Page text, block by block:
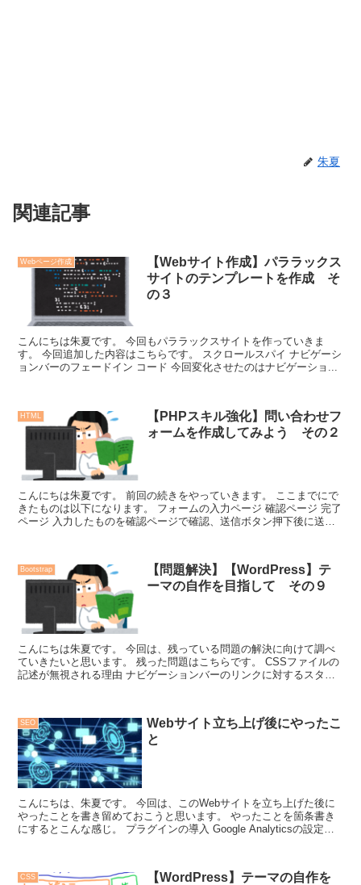
朱夏
関連記事
Webページ作成
【Webサイト作成】パララックス
サイトのテンプレートを作成 そ
の３
こんにちは朱夏です。 今回もパララックスサイトを作っていきま
す。 今回追加した内容はこちらです。 スクロールスパイ ナビゲーシ
ョンバーのフェードイン コード 今回変化させたのはナビゲーショ...
HTML
【PHPスキル強化】問い合わせフ
ォームを作成してみよう その２
こんにちは朱夏です。 前回の続きをやっていきます。 ここまでにで
きたものは以下になります。 フォームの入力ページ 確認ページ 完了
ページ 入力したものを確認ページで確認、送信ボタン押下後に送信
Bootstrap
【問題解決】【WordPress】テ
ーマの自作を目指して その９
こんにちは朱夏です。 今回は、残っている問題の解決に向けて調べ
ていきたいと思います。 残った問題はこちらです。 CSSファイルの
記述が無視される理由 ナビゲーションバーのリンクに対するスタイ
SEO
Webサイト立ち上げ後にやったこ
と
こんにちは、朱夏です。 今回は、このWebサイトを立ち上げた後に
やったことを書き留めておこうと思います。 やったことを箇条書き
にするとこんな感じ。 プラグインの導入 Google Analyticsの設定
CSS
【WordPress】テーマの自作を